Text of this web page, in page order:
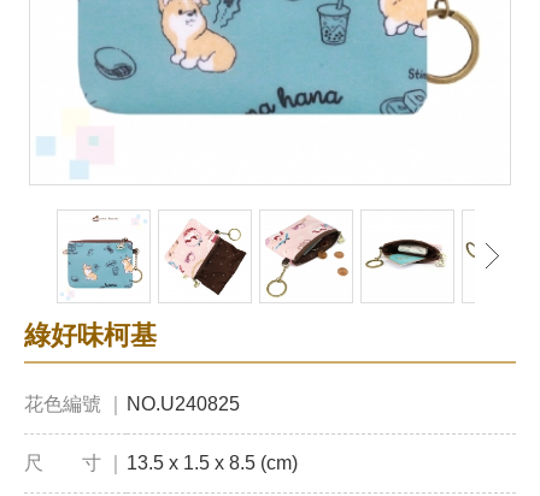
綠好味柯基
花色編號 ｜ NO.U240825
尺 寸 ｜ 13.5 x 1.5 x 8.5 (cm)